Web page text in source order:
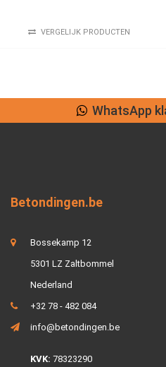
VERGELIJK PRODUCTEN
Lage
Betondingen.be
Bossekamp 12
5301 LZ Zaltbommel
Nederland
+32 78 - 482 084
info@betondingen.be
KVK: 78323290